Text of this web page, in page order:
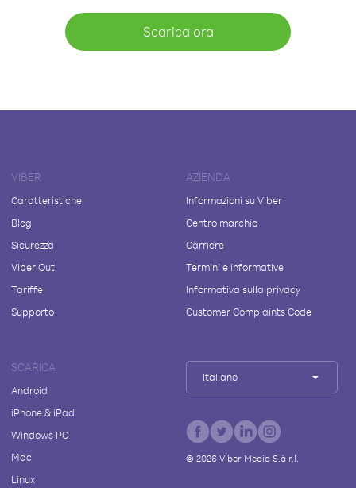
Scarica ora
VIBER
Caratteristiche
Blog
Sicurezza
Viber Out
Tariffe
Supporto
AZIENDA
Informazioni su Viber
Centro marchio
Carriere
Termini e informative
Informativa sulla privacy
Customer Complaints Code
SCARICA
Android
iPhone & iPad
Windows PC
Mac
Linux
Italiano
© 2026Viber Media S.à r.l.